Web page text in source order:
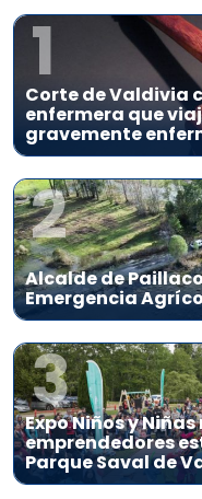
1
Corte de Valdivia
enfermera que
gravemente
2
Alcalde de
Emergencia
3
Expo Niños y
emprendedores
Parque Saval de